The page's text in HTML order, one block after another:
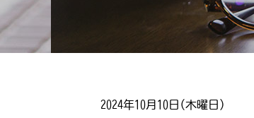
2024年10月10日(木曜日)